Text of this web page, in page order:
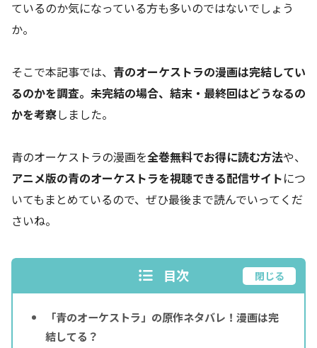
ているのか気になっている方も多いのではないでしょう
か。
そこで本記事では、 青のオーケストラの漫画は完結してい
るのかを調査。未完結の場合、結末・最終回はどうなるの
かを考察しました。
青のオーケストラの漫画を全巻無料でお得に読む方法や、
アニメ版の青のオーケストラを視聴できる配信サイトにつ
いてもまとめているので、ぜひ最後まで読んでいってくだ
さいね。
目次 閉じる
「青のオーケストラ」の原作ネタバレ！漫画は完
結してる？